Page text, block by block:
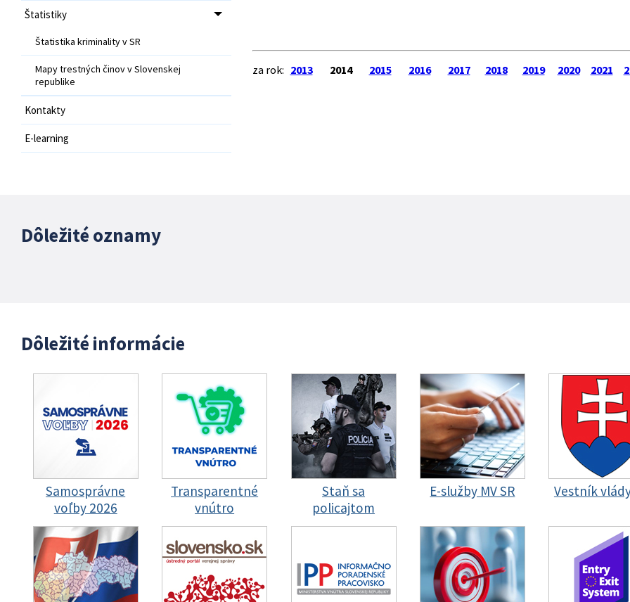
Štatistiky
Štatistika kriminality v SR
Mapy trestných činov v Slovenskej
republike
Kontakty
E-learning
za rok: 20132014 2015 2016 2017 2018 2019 2020 2021
Dôležité oznamy
Dôležité informácie
Samosprávne
voľby 2026
Transparentné
vnútro
Staň sa
policajtom
E-služby MV SR Vestník